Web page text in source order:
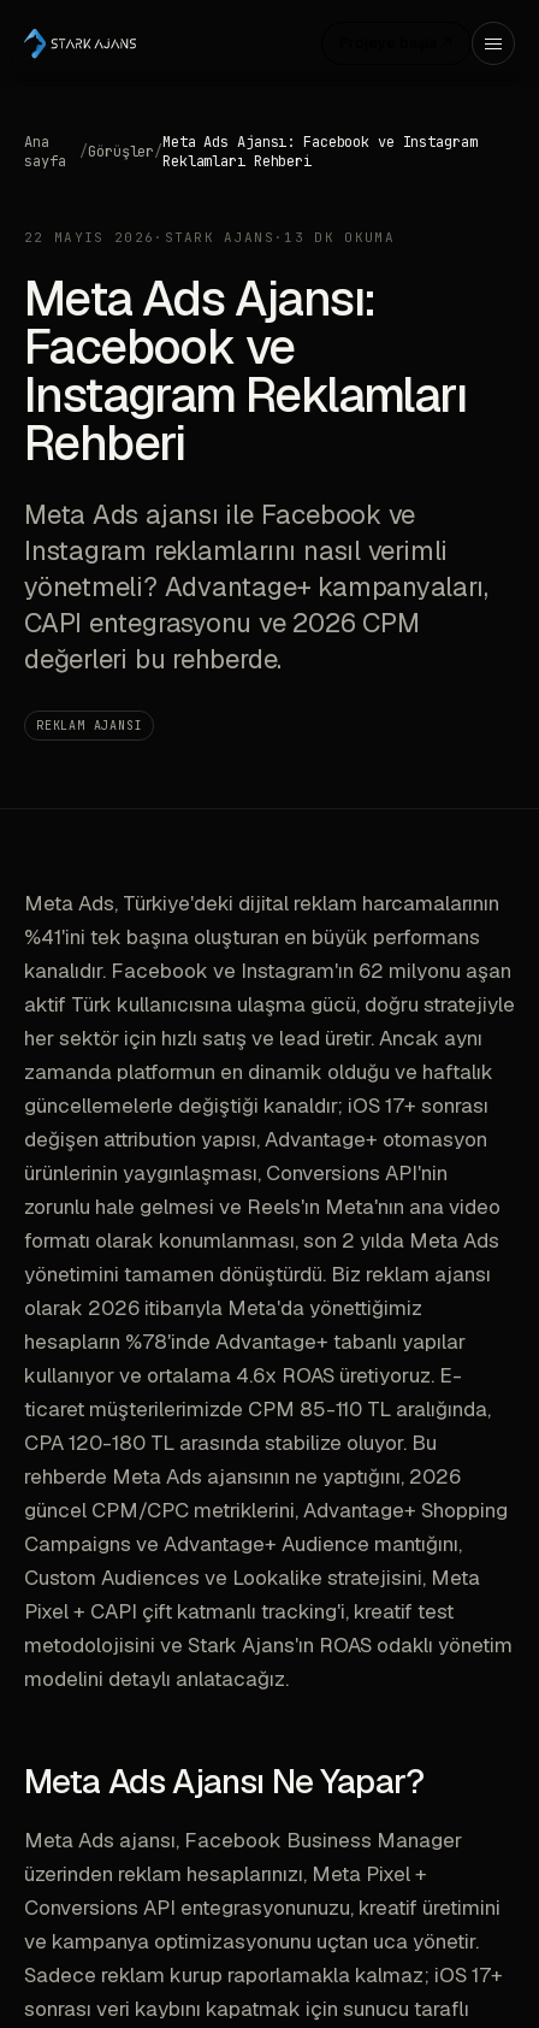
Ana
sayfa
/Görüşler/Meta Ads Ajansı: Facebook ve Instagram
Reklamları Rehberi
22 MAYIS 2026 · STARK AJANS · 13 DK OKUMA
Meta Ads Ajansı:
Facebook ve
Instagram Reklamları
Rehberi
Meta Ads ajansı ile Facebook ve
Instagram reklamlarını nasıl verimli
yönetmeli? Advantage+ kampanyaları,
CAPI entegrasyonu ve 2026 CPM
değerleri bu rehberde.
REKLAM AJANSI
Meta Ads, Türkiye'deki dijital reklam harcamalarının
%41'ini tek başına oluşturan en büyük performans
kanalıdır. Facebook ve Instagram'ın 62 milyonu aşan
aktif Türk kullanıcısına ulaşma gücü, doğru stratejiyle
her sektör için hızlı satış ve lead üretir. Ancak aynı
zamanda platformun en dinamik olduğu ve haftalık
güncellemelerle değiştiği kanaldır; iOS 17+ sonrası
değişen attribution yapısı, Advantage+ otomasyon
ürünlerinin yaygınlaşması, Conversions API'nin
zorunlu hale gelmesi ve Reels'ın Meta'nın ana video
formatı olarak konumlanması, son 2 yılda Meta Ads
yönetimini tamamen dönüştürdü. Biz reklam ajansı
olarak 2026 itibarıyla Meta'da yönettiğimiz
hesapların %78'inde Advantage+ tabanlı yapılar
kullanıyor ve ortalama 4.6x ROAS üretiyoruz. E-
ticaret müşterilerimizde CPM 85-110 TL aralığında,
CPA 120-180 TL arasında stabilize oluyor. Bu
rehberde Meta Ads ajansının ne yaptığını, 2026
güncel CPM/CPC metriklerini, Advantage+ Shopping
Campaigns ve Advantage+ Audience mantığını,
Custom Audiences ve Lookalike stratejisini, Meta
Pixel + CAPI çift katmanlı tracking'i, kreatif test
metodolojisini ve Stark Ajans'ın ROAS odaklı yönetim
modelini detaylı anlatacağız.
Meta Ads Ajansı Ne Yapar?
Meta Ads ajansı, Facebook Business Manager
üzerinden reklam hesaplarınızı, Meta Pixel +
Conversions API entegrasyonunuzu, kreatif üretimini
ve kampanya optimizasyonunu uçtan uca yönetir.
Sadece reklam kurup raporlamakla kalmaz; iOS 17+
sonrası veri kaybını kapatmak için sunucu taraflı